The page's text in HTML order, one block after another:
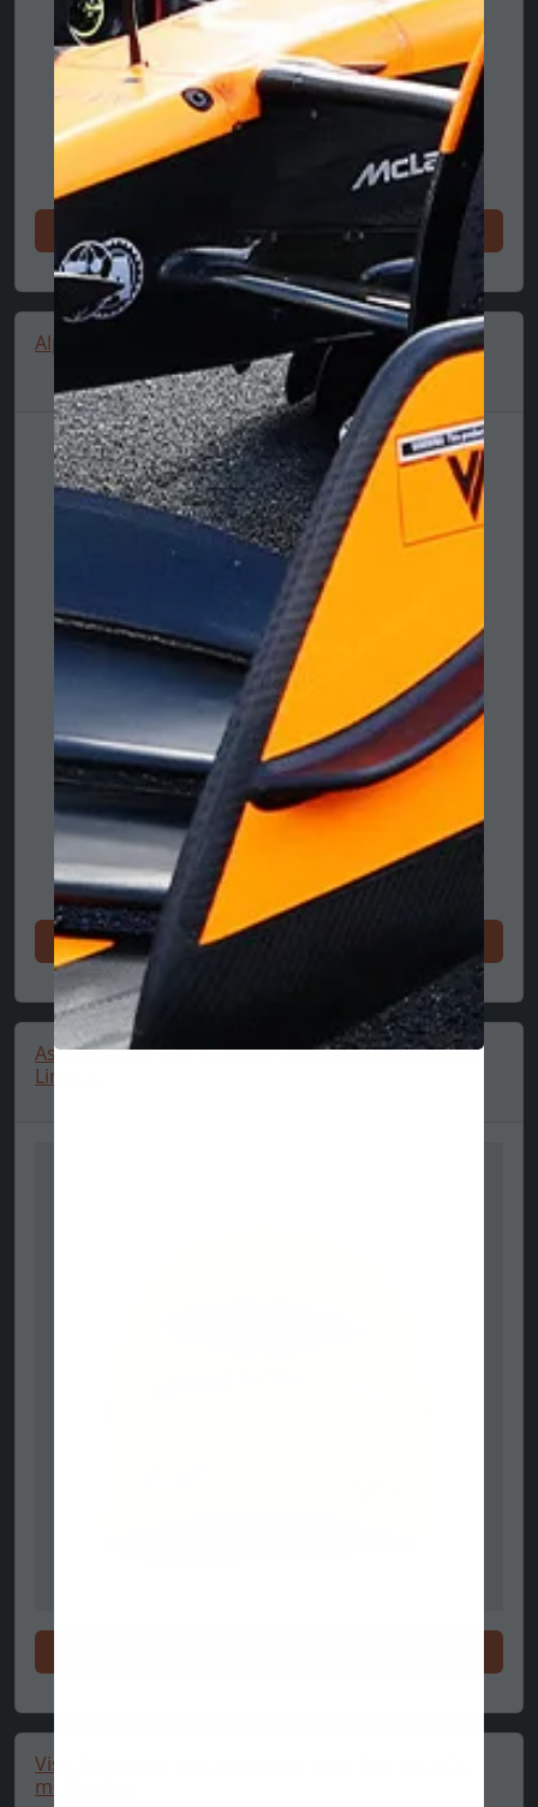
Ixtri issa
Alpine beanie, cuff knit, New Era, pink
Ixtri issa
Aston Martin AMF1, Team, Cap, Fernando Alonso,
Lime 🔥
Visa RB trucker cap, Austin SE, New Era, 9FORTY,
multicolour